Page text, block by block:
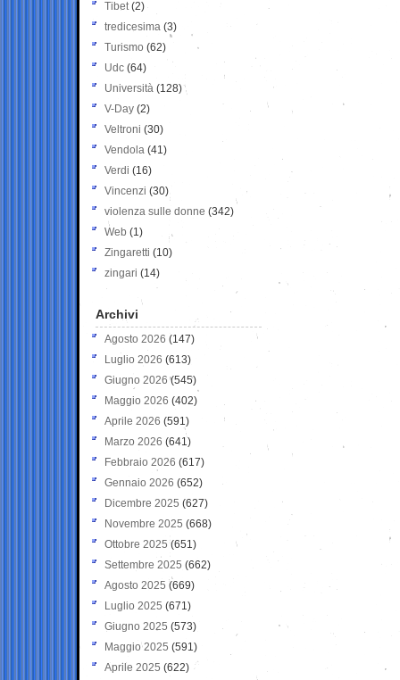
Tibet(2)
tredicesima (3)
Turismo (62)
Udc (64)
Università (128)
V-Day (2)
Veltroni (30)
Vendola (41)
Verdi (16)
Vincenzi (30)
violenza sulle donne (342)
Web (1)
Zingaretti (10)
zingari (14)
Archivi
Agosto 2026 (147)
Luglio 2026 (613)
Giugno 2026 (545)
Maggio 2026 (402)
Aprile 2026 (591)
Marzo 2026 (641)
Febbraio 2026 (617)
Gennaio 2026 (652)
Dicembre 2025 (627)
Novembre 2025 (668)
Ottobre 2025 (651)
Settembre 2025 (662)
Agosto 2025 (669)
Luglio 2025 (671)
Giugno 2025 (573)
Maggio 2025 (591)
Aprile 2025 (622)